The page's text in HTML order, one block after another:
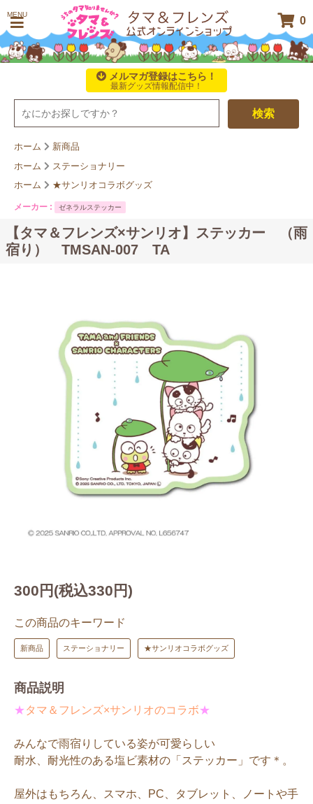
MENU
0
メルマガ登録はこちら！
最新グッズ情報配信中！
検索
ホーム
新商品
ホーム
ステーショナリー
ホーム
★サンリオコラボグッズ
メーカー : ゼネラルステッカー
【タマ＆フレンズ×サンリオ】ステッカー （雨
宿り） TMSAN-007 TA
300円(税込330円)
この商品のキーワード
新商品 ステーショナリー ★サンリオコラボグッズ
商品説明
★タマ＆フレンズ×サンリオのコラボ★
みんなで雨宿りしている姿が可愛らしい
耐水、耐光性のある塩ビ素材の「ステッカー」です＊。
屋外はもちろん、スマホ、PC、タブレット、ノートや手